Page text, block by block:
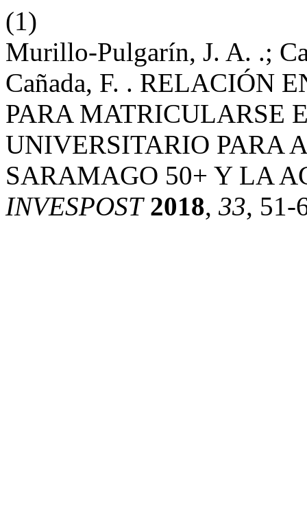
(1)
Murillo-Pulgarín, J. A. .;
Cañada, F. . RELACIÓN
PARA MATRICULARSE
UNIVERSITARIO PARA
SARAMAGO 50+ Y LA
INVESPOST 2018, 33, 51-